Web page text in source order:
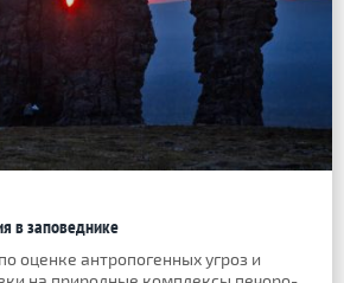
в заповеднике
оценке антропогенных угроз и